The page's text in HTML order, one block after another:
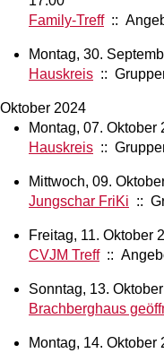
Family-Treff::
Montag, 30.
Hauskreis ::
Oktober 2024
Montag, 07. Oktober
Hauskreis ::
Mittwoch, 09.
Jungschar FriKi ::
Freitag, 11. Oktober
CVJM Treff::
Sonntag, 13.
Brachberghaus
Montag, 14. Oktober